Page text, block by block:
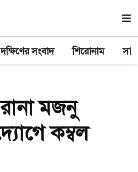
সংবাদ শিরোনাম
মজনু
কম্বল